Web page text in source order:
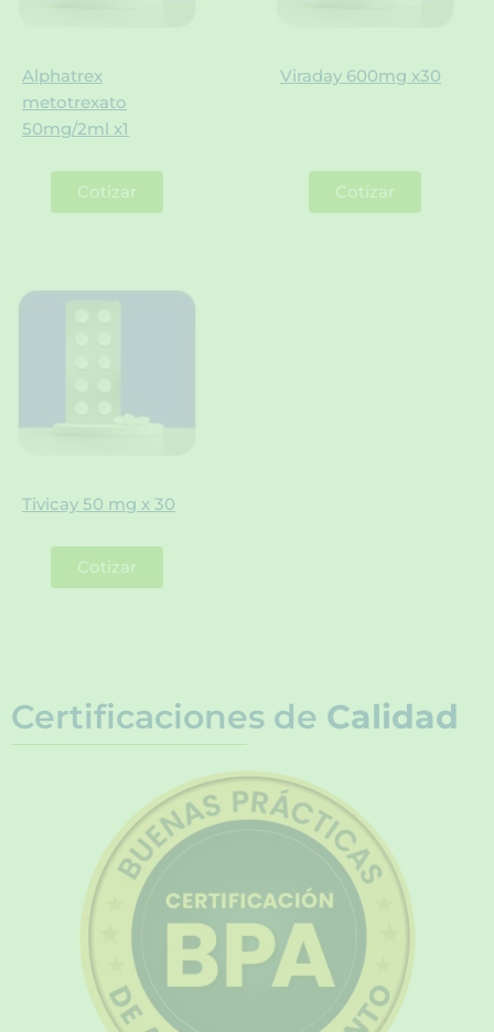
Alphatrex
metotrexato
50mg/2ml x1
Cotizar
Viraday 600mg x30
Cotizar
Tivicay 50 mg x 30
Cotizar
Certificaciones de Calidad